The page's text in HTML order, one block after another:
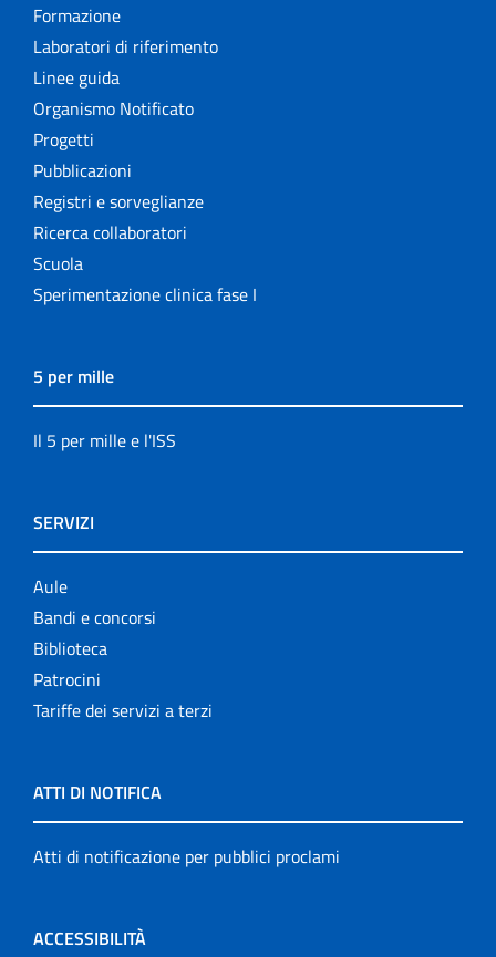
Formazione
Laboratori di riferimento
Linee guida
Organismo Notificato
Progetti
Pubblicazioni
Registri e sorveglianze
Ricerca collaboratori
Scuola
Sperimentazione clinica fase I
5 per mille
Il 5 per mille e l'ISS
SERVIZI
Aule
Bandi e concorsi
Biblioteca
Patrocini
Tariffe dei servizi a terzi
ATTI DI NOTIFICA
Atti di notificazione per pubblici proclami
ACCESSIBILITÀ